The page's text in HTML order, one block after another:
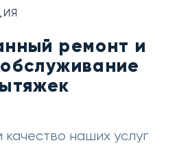
ремонт и
наших услуг